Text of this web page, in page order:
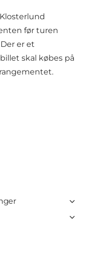
før turen
er et
skal købes på